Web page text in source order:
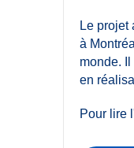
Le projet
à
monde.
en
Pour lire